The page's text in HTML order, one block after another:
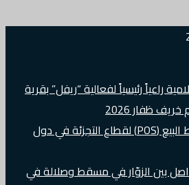
راعياً رئيسياً لفعالية “ريفل” بقرية
ظفار 2026
زوهو تطلق حل نقاط البيع (POS) لقطاع التجزئة في دول
بين الزوّار في مسقط وصلالة في